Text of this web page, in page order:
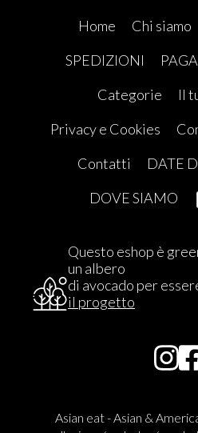
Home Chi siamo
SPEDIZIONI
Categorie
Il
Privacy e Cookies
Contatti
DATE
DOVE SIAMO
Questo eshop è
un albero
di avocado per
il progetto
Asian eat - Asian &